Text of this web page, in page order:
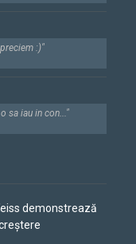
:)"
sa iau in con..."
demonstrează